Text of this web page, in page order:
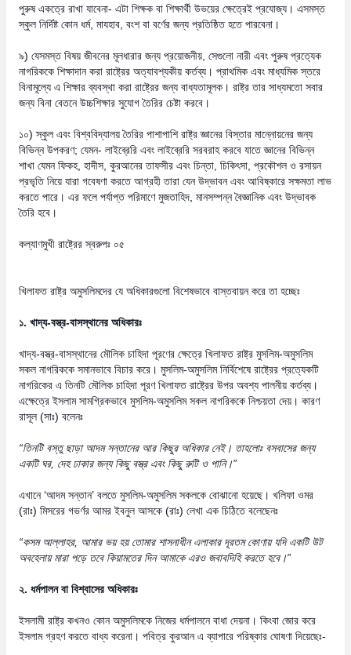
পুরুষ একত্রে রাখা যাবেনা- এটা শিক্ষক বা শিক্ষার্থী উভয়ের ক্ষেত্রেই প্রযোজ্য। এসমস্ত
স্কুল নির্দিষ্ট কোন ধর্ম, মাযহাব, বংশ বা বর্ণের জন্য প্রতিষ্ঠিত হতে পারবেনা।
৯) যেসমস্ত বিষয় জীবনের মূলধারার জন্য প্রয়োজনীয়, সেগুলো নারী এবং পুরুষ প্রত্যেক
নাগরিককে শিক্ষাদান করা রাষ্ট্রের অত্যাবশ্যকীয় কর্তব্য। প্রাথমিক এবং মাধ্যমিক স্তরে
বিনামূল্যে এ শিক্ষার ব্যবস্থা করা রাষ্ট্রের জন্য বাধ্যতামূলক। রাষ্ট্র তার সাধ্যমতো সবার
জন্য বিনা বেতনে উচ্চশিক্ষার সুযোগ তৈরির চেষ্টা করবে।
১০) স্কুল এবং বিশ্ববিদ্যালয় তৈরির পাশাপাশি রাষ্ট্র জ্ঞানের বিস্তার মান্নোয়নের জন্য
বিভিন্ন উপকরণ; যেমন- লাইব্রেরি এবং লাইব্রেরি সরবরাহ করবে যাতে জ্ঞানের বিভিন্ন
শাখা যেমন ফিকহ, হাদীস, কুরআনের তাফসীর এবং চিন্তা, চিকিৎসা, প্রকৌশল ও রসায়ন
প্রভৃতি নিয়ে যারা গবেষণা করতে আগ্রহী তারা যেন উদ্ভাবন এবং আবিষ্কারে সক্ষমতা লাভ
করতে পারে। এর ফলে পর্যাপ্ত পরিমাণে মুজতাহিদ, মানসম্পন্ন বৈজ্ঞানিক এবং উদ্ভাবক
তৈরি হবে।
কল্যাণমুখী রাষ্ট্রের স্বরুপঃ ০৫
খিলাফত রাষ্ট্র অমুসলিমদের যে অধিকারগুলো বিশেষভাবে বাস্তবায়ন করে তা হচ্ছেঃ
১. খাদ্য-বস্ত্র-বাসস্থানের অধিকারঃ
খাদ্য-বস্ত্র-বাসস্থানের মৌলিক চাহিদা পূরণের ক্ষেত্রে খিলাফত রাষ্ট্র মুসলিম-অমুসলিম
সকল নাগরিককে সমানভাবে বিচার করে। মুসলিম-অমুসলিম নির্বিশেষে রাষ্ট্রের প্রত্যেকটি
নাগরিকের এ তিনটি মৌলিক চাহিদা পূরণ খিলাফত রাষ্ট্রের উপর অবশ্য পালনীয় কর্তব্য।
এক্ষেত্রে ইসলাম সামগ্রিকভাবে মুসলিম-অমুসলিম সকল নাগরিককে নিশ্চয়তা দেয়। কারণ
রাসূল (সাঃ) বলেনঃ
“তিনটি বস্তু ছাড়া আদম সন্তানের আর কিছুর অধিকার নেই। তাহলোঃ বসবাসের জন্য
একটি ঘর, দেহ ঢাকার জন্য কিছু বস্ত্র এবং কিছু রুটি ও পানি।”
এখানে ‘আদম সন্তান’ বলতে মুসলিম-অমুসলিম সকলকে বোঝানো হয়েছে। খলিফা ওমর
(রাঃ) মিসরের গভর্ণর আমর ইবনুল আসকে (রাঃ) লেখা এক চিঠিতে বলেছেনঃ
“কসম আল্লাহর, আমার ভয় হয় তোমার শাসনাধীন এলাকার দূরতম কোণায় যদি একটি উট
অবহেলায় মারা পড়ে তবে কিয়ামতের দিন আমাকে এরও জবাবদিহি করতে হবে।”
২. ধর্মপালন বা বিশ্বাসের অধিকারঃ
ইসলামী রাষ্ট্র কখনও কোন অমুসলিমকে নিজের ধর্মপালনে বাধা দেয়না। কিংবা জোর করে
ইসলাম গ্রহণ করতে বাধ্য করেনা। পবিত্র কুরআন এ ব্যাপারে পরিষ্কার ঘোষণা দিয়েছেঃ-